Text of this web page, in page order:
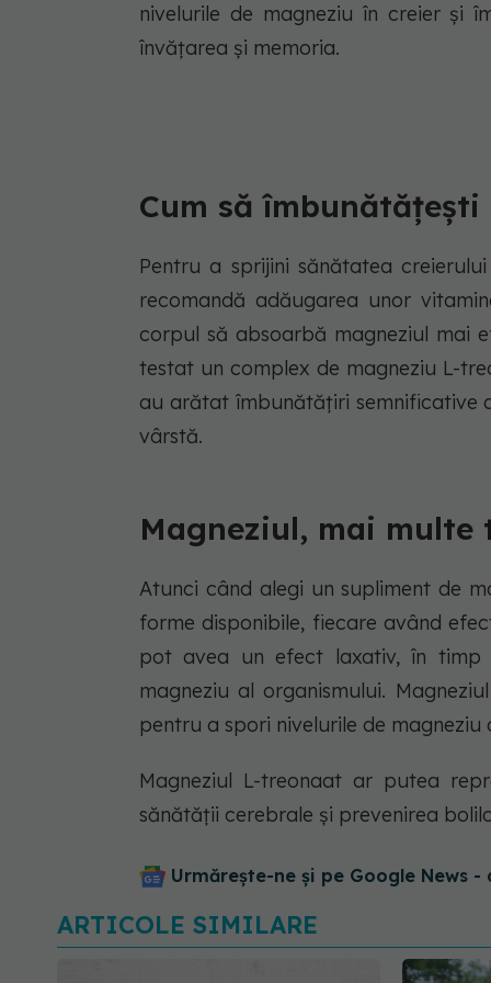
nivelurile de magneziu în creier și
învățarea și memoria.
Cum să
Pentru a sprijini sănătatea
recomandă adăugarea unor
corpul să absoarbă magneziul mai
testat un complex de magneziu L-
au arătat îmbunătățiri semnificative
vârstă.
Magneziul, mai multe
Atunci când alegi un supliment de
forme disponibile, fiecare având
pot avea un efect laxativ, în timp
magneziu al organismului.
pentru a spori nivelurile de
Magneziul L-treonaat ar putea
sănătății cerebrale și prevenirea
Urmărește-ne și pe Google News -
ARTICOLE SIMILARE